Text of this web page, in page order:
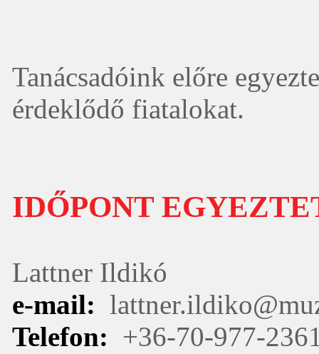
Tanácsadóink előre
érdeklődő fiatalokat.
IDŐPONT
Lattner Ildikó
e-mail:
Telefon: +36-70-977-